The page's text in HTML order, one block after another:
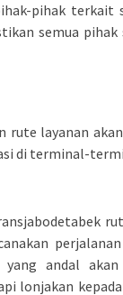
pihak terkait
semua pihak
layanan
di terminal-
andal
lonjakan